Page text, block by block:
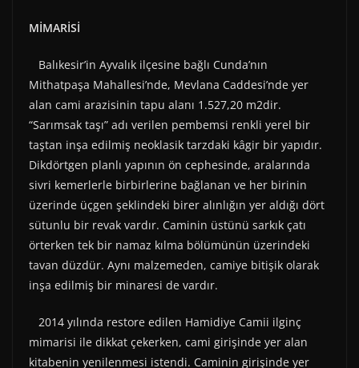
MİMARİSİ
Balıkesir’in Ayvalık ilçesine bağlı Cunda’nın
Mithatpaşa Mahallesi’nde, Mevlana Caddesi’nde yer
alan cami arazisinin tapu alanı 1.527,20 m2dir.
“Sarımsak taşı” adı verilen pembemsi renkli yerel bir
taştan inşa edilmiş neoklasik tarzdaki kâgir bir yapıdır.
Dikdörtgen planlı yapının ön cephesinde, aralarında
sivri kemerlerle birbirlerine bağlanan ve her birinin
üzerinde üçgen şeklindeki birer alınlığın yer aldığı dört
sütunlu bir revak vardır. Caminin üstünü sarkık çatı
örterken tek bir namaz kılma bölümünün üzerindeki
tavan düzdür. Aynı malzemeden, camiye bitişik olarak
inşa edilmiş bir minaresi de vardır.
2014 yılında restore edilen Hamidiye Camii ilginç
mimarisi ile dikkat çekerken, cami girişinde yer alan
kitabenin yenilenmesi istendi. Caminin girişinde yer